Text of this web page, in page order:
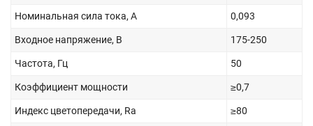
Номинальная сила тока, А 0,093
Входное напряжение, В 175-250
Частота, Гц 50
Коэффициент мощности ≥0,7
Индекс цветопередачи, Ra ≥80